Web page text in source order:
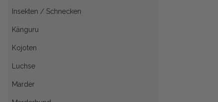
Insekten / Schnecken
Känguru
Kojoten
Luchse
Marder